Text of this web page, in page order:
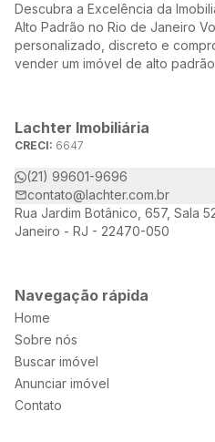
Descubra a Excelência da
Alto Padrão no Rio de Janeiro Você busca um atendimento
personalizado, discreto e
vender um imóvel de alto
necessidades e desejos.
Lachter Imobiliária
CRECI: 6647
(21) 99601-9696
contato@lachter.com.br
Rua Jardim Botânico, 657, Sala
Janeiro - RJ - 22470-050
Navegação rápida
Home
Sobre nós
Buscar imóvel
Anunciar imóvel
Contato